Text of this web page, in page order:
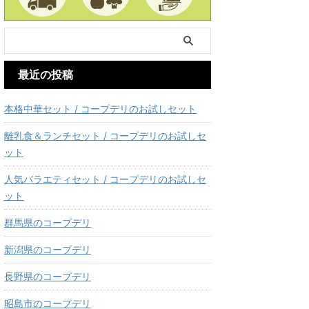
最近の投稿
本格中華セット / コープデリのお試しセット
離乳食＆ランチセット / コープデリのお試しセ
ット
人気バラエティセット / コープデリのお試しセ
ット
群馬県のコープデリ
新潟県のコープデリ
長野県のコープデリ
昭島市のコープデリ